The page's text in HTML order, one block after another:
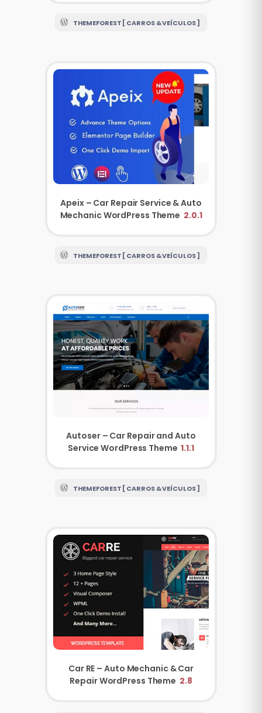
THEMEFOREST [ CARROS & VEÍCULOS ]
Apeix – Car Repair Service & Auto
Mechanic WordPress Theme 2.0.1
THEMEFOREST [ CARROS & VEÍCULOS ]
Autoser – Car Repair and Auto
Service WordPress Theme 1.1.1
THEMEFOREST [ CARROS & VEÍCULOS ]
Car RE – Auto Mechanic & Car
Repair WordPress Theme 2.8